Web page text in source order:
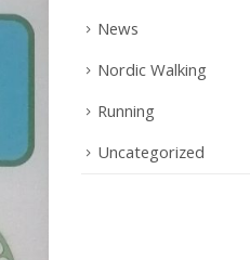
News
Nordic Walking
Running
Uncategorized